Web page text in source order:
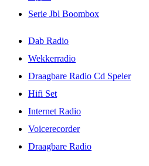
Serie Jbl Boombox
Dab Radio
Wekkerradio
Draagbare Radio Cd Speler
Hifi Set
Internet Radio
Voicerecorder
Draagbare Radio